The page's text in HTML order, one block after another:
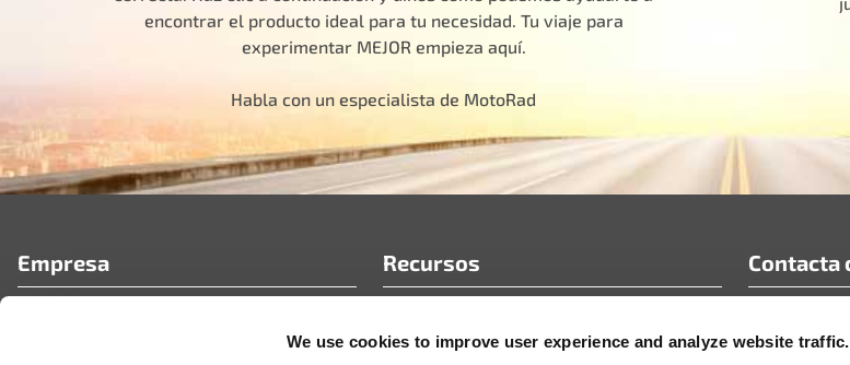
We use cookies to improve user experience and analyze website traffic.
encontrar el producto ideal para tu necesidad. Tu viaje para
experimentar MEJOR empieza aquí.
Habla con un especialista de MotoRad
Empresa Recursos
Artículos técnicos y documentos técnicos
Contacta
+1-888-262-